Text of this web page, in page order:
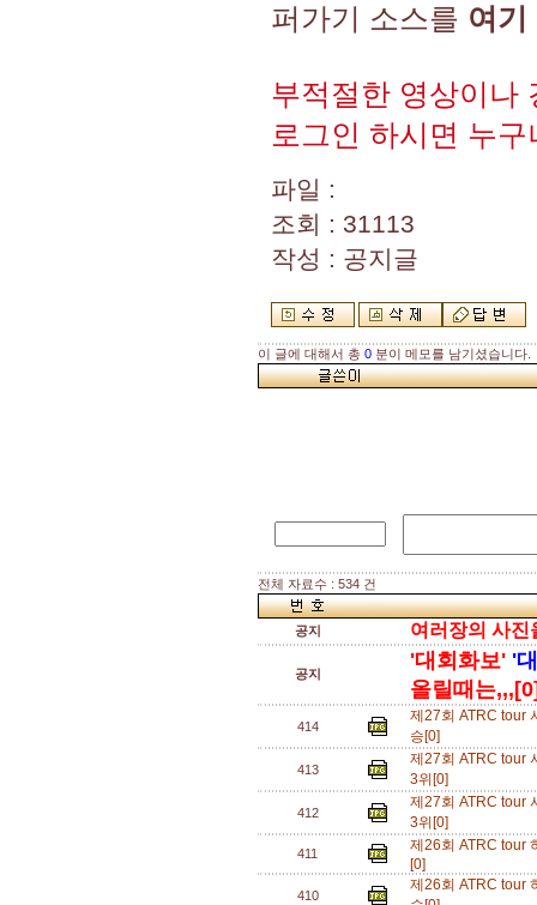
퍼가기 소스를 여
부적절한 영상이나
로그인 하시면 누
파일 :
조회 : 31113
작성 : 공지글
이 글에 대해서 총 0 분이 메모를 남기셨습니다.
전체 자료수 : 534 건
공지 여러장의 사진
공지
'대회화보' '
올릴때는
414
제27회 ATRC tour
승[0]
413
제27회 ATRC tour
3위[0]
412
제27회 ATRC tour
3위[0]
411
제26회 ATRC tour
[0]
410
제26회 ATRC tour